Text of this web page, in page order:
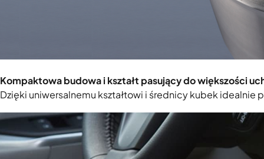
Kompaktowa budowa i kształt pasujący do większości
Dzięki uniwersalnemu kształtowi i średnicy kubek